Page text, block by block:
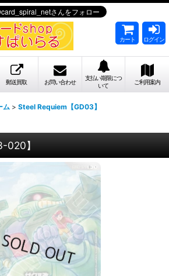
カート ログイン
郵送買取 お問い合わせ
支払い期限につ
いて
ご利用案内
ム > Steel Requiem【GD03】
020】